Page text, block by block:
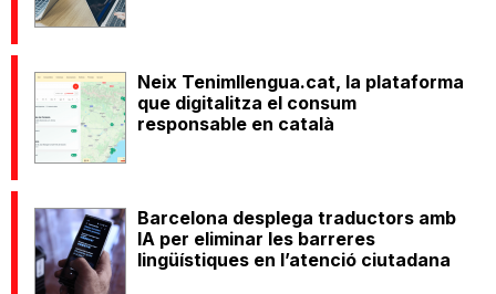
Neix Tenimllengua.cat, la plataforma
que digitalitza el consum
responsable en català
Barcelona desplega traductors amb
IA per eliminar les barreres
lingüístiques en l’atenció ciutadana